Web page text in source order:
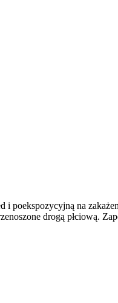
i poekspozycyjną na
drogą płciową.